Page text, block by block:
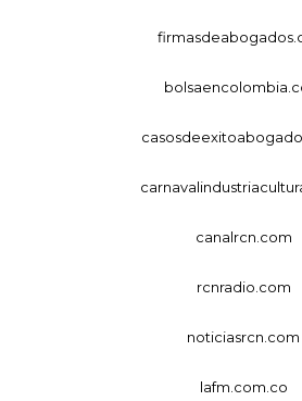
canalrcn.com
rcnradio.com
noticiasrcn.com
lafm.com.co